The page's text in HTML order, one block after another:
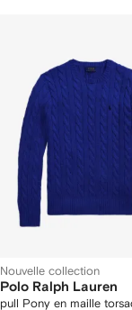
Nouvelle collection
Polo Ralph Lauren
pull Pony en maille